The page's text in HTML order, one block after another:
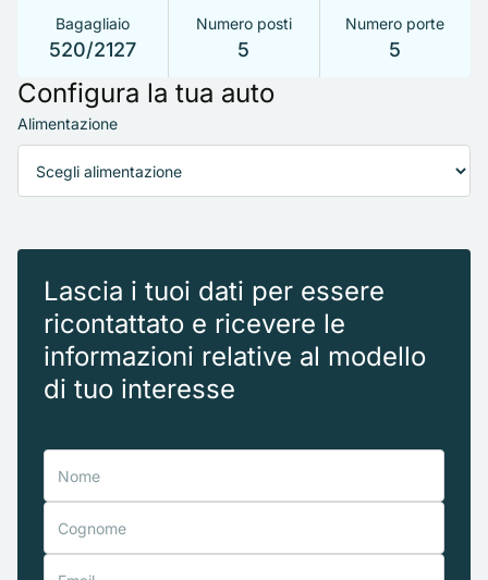
Bagagliaio
520/2127
Numero posti
5
Numero porte
5
Configura la tua auto
Alimentazione
Lascia i tuoi dati per essere
ricontattato e ricevere le
informazioni relative al modello
di tuo interesse